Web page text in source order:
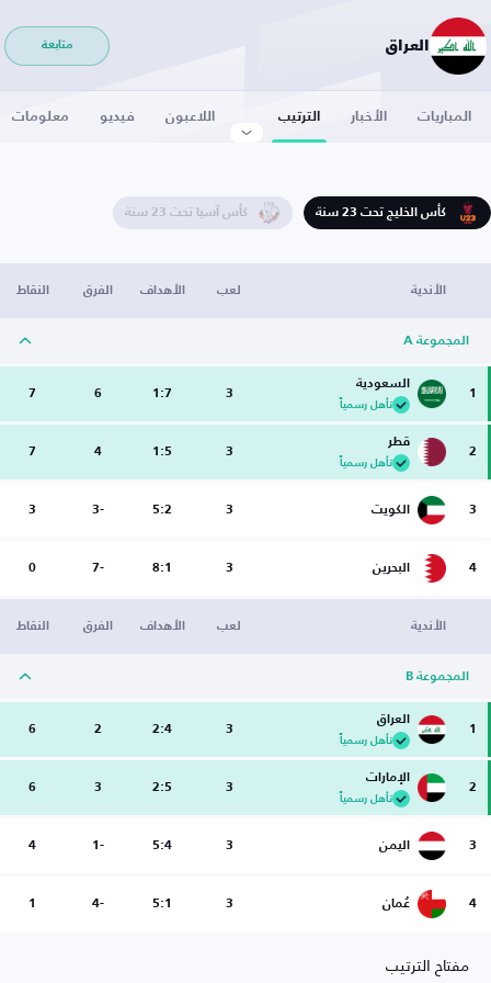
العراق متابعة
المباريات الأخبار الترتيب اللاعبون فيديو معلومات
كأس الخليج تحت 23 سنة كأس آسيا تحت 23 سنة
الأندية لعب الأهداف الفرق النقاط
المجموعة A
1
السعودية
تأهل رسمياً
3
1:7
6
7
2
قطر
تأهل رسمياً
3
1:5
4
7
3 الكويت 3
5:2
-3
3
4 البحرين 3
8:1
-7
0
الأندية لعب الأهداف الفرق النقاط
المجموعة B
1
العراق
تأهل رسمياً
3
2:4
2
6
2
الإمارات
تأهل رسمياً
3
2:5
3
6
3 اليمن 3
5:4
-1
4
4 عُمان 3
5:1
-4
1
مفتاح الترتيب